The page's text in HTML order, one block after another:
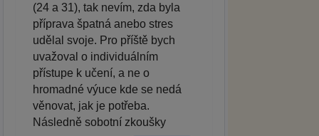
(24 a 31), tak nevím, zda byla
příprava špatná anebo stres
udělal svoje. Pro příště bych
uvažoval o individuálním
přístupe k učení, a ne o
hromadné výuce kde se nedá
věnovat, jak je potřeba.
Následně sobotní zkoušky